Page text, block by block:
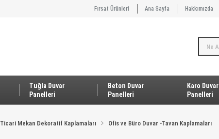
Fırsat Ürünleri Ana Sayfa Hakkımızda
Tuğla Duvar
Panelleri
Beton Duvar
Panelleri
Karo Duvar
Panelleri
Ticari Mekan Dekoratif Kaplamaları Ofis ve Büro Duvar -Tavan Kaplamaları